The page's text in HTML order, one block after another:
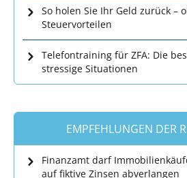
So holen Sie Ihr Geld zurück –
Steuervorteilen
Telefontraining für ZFA: Die
stressige Situationen
EMPFEHLUNGEN DER
Finanzamt darf
auf fiktive Zinsen abverlangen